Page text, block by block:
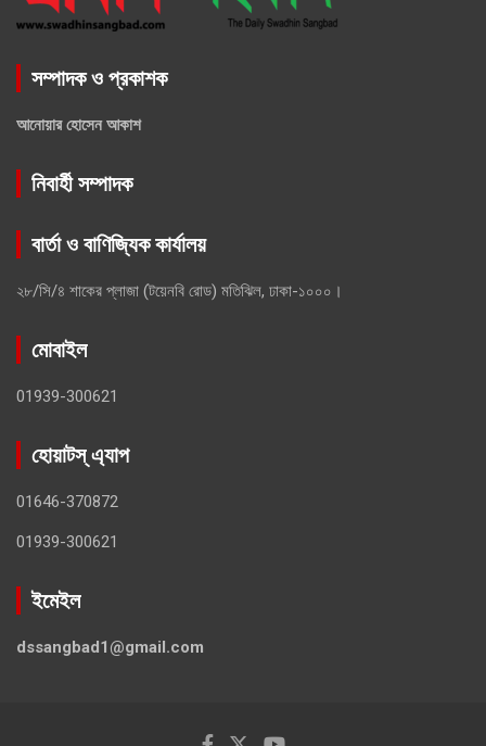
সম্পাদক ও প্রকাশক
আনোয়ার হোসেন আকাশ
নিবার্হী সম্পাদক
বার্তা ও বাণিজ্যিক কার্যালয়
২৮/সি/৪ শাকের প্লাজা (টয়েনবি রোড) মতিঝিল, ঢাকা-১০০০।
মোবাইল
01939-300621
হোয়াটস্ এ্যাপ
01646-370872
01939-300621
ইমেইল
dssangbad1@gmail.com